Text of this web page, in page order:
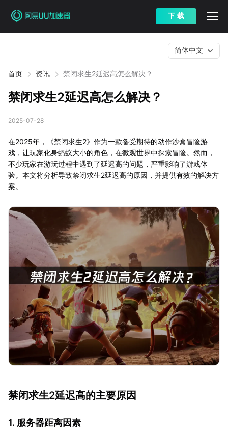
下 载
首页 资讯 禁闭求生2延迟高怎么解决？
简体中文
禁闭求生2延迟高怎么解决？
2025-07-28
在2025年，《禁闭求生2》作为一款备受期待的动作沙盒冒险游
戏，让玩家化身蚂蚁大小的角色，在微观世界中探索冒险。然而，
不少玩家在游玩过程中遇到了延迟高的问题，严重影响了游戏体
验。本文将分析导致禁闭求生2延迟高的原因，并提供有效的解决方
案。
禁闭求生2延迟高的主要原因
1. 服务器距离因素